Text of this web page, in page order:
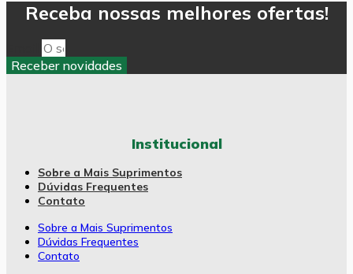
Receba nossas melhores ofertas!
Receber novidades
Institucional
Sobre a Mais Suprimentos
Dúvidas Frequentes
Contato
Sobre a Mais Suprimentos
Dúvidas Frequentes
Contato